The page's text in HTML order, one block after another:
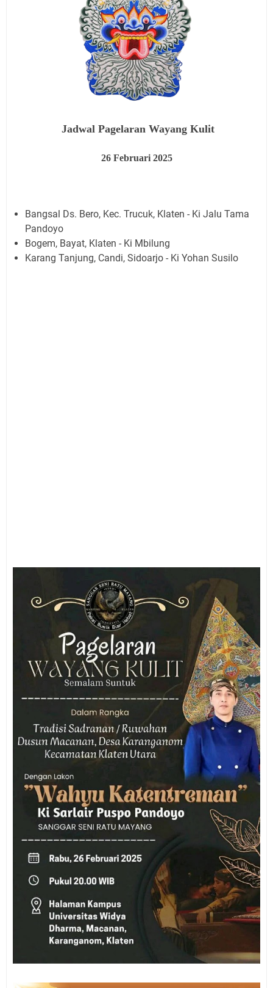
Jadwal Pagelaran Wayang Kulit
26 Februari 2025
Bangsal Ds. Bero, Kec. Trucuk, Klaten - Ki Jalu Tama
Pandoyo
Bogem, Bayat, Klaten - Ki Mbilung
Karang Tanjung, Candi, Sidoarjo - Ki Yohan Susilo